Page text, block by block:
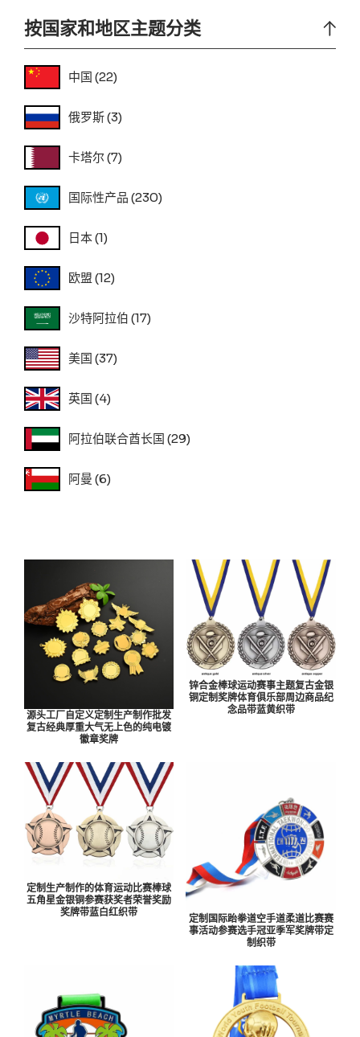
按国家和地区主题分类
中国 (22)
俄罗斯(3)
卡塔尔 (7)
国际性产品 (230)
日本(1)
欧盟 (12)
沙特阿拉伯 (17)
美国 (37)
英国 (4)
阿拉伯联合酋长国 (29)
阿曼 (6)
源头工厂自定义定制生产制作批发
复古经典厚重大气无上色的纯电镀
徽章奖牌
锌合金棒球运动赛事主题复古金银
铜定制奖牌体育俱乐部周边商品纪
念品带蓝黄织带
定制生产制作的体育运动比赛棒球
五角星金银铜参赛获奖者荣誉奖励
奖牌带蓝白红织带
定制国际跆拳道空手道柔道比赛赛
事活动参赛选手冠亚季军奖牌带定
制织带